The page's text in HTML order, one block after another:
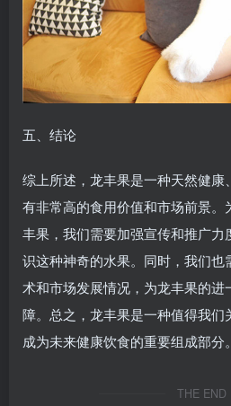
五、结论
综上所述，龙丰果是一种天然健
有非常高的食用价值和市场前景。
丰果，我们需要加强宣传和推广力
识这种神奇的水果。同时，我们也
术和市场发展情况，为龙丰果的进
障。总之，龙丰果是一种值得我
成为未来健康饮食的重要组成部分
THE END